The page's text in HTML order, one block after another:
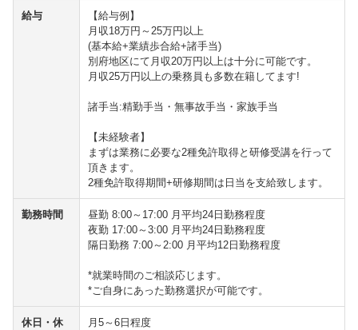
給与
【給与例】
月収18万円～25万円以上
(基本給+業績歩合給+諸手当)
別府地区にて月収20万円以上は十分に可能です。
月収25万円以上の乗務員も多数在籍してます!
諸手当:精勤手当・無事故手当・家族手当
【未経験者】
まずは業務に必要な2種免許取得と研修受講を行って
頂きます。
2種免許取得期間+研修期間は日当を支給致します。
勤務時間
昼勤 8:00～17:00 月平均24日勤務程度
夜勤 17:00～3:00 月平均24日勤務程度
隔日勤務 7:00～2:00 月平均12日勤務程度
*就業時間のご相談応じます。
*ご自身にあった勤務選択が可能です。
休日・休
月5～6日程度